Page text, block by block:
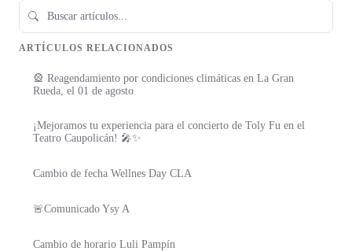
ARTÍCULOS RELACIONADOS
🎡 Reagendamiento por condiciones climáticas en La Gran
Rueda, el 01 de agosto
¡Mejoramos tu experiencia para el concierto de Toly Fu en el
Teatro Caupolicán! 🎤✨
Cambio de fecha Wellnes Day CLA
🚨Comunicado Ysy A
Cambio de horario Luli Pampín